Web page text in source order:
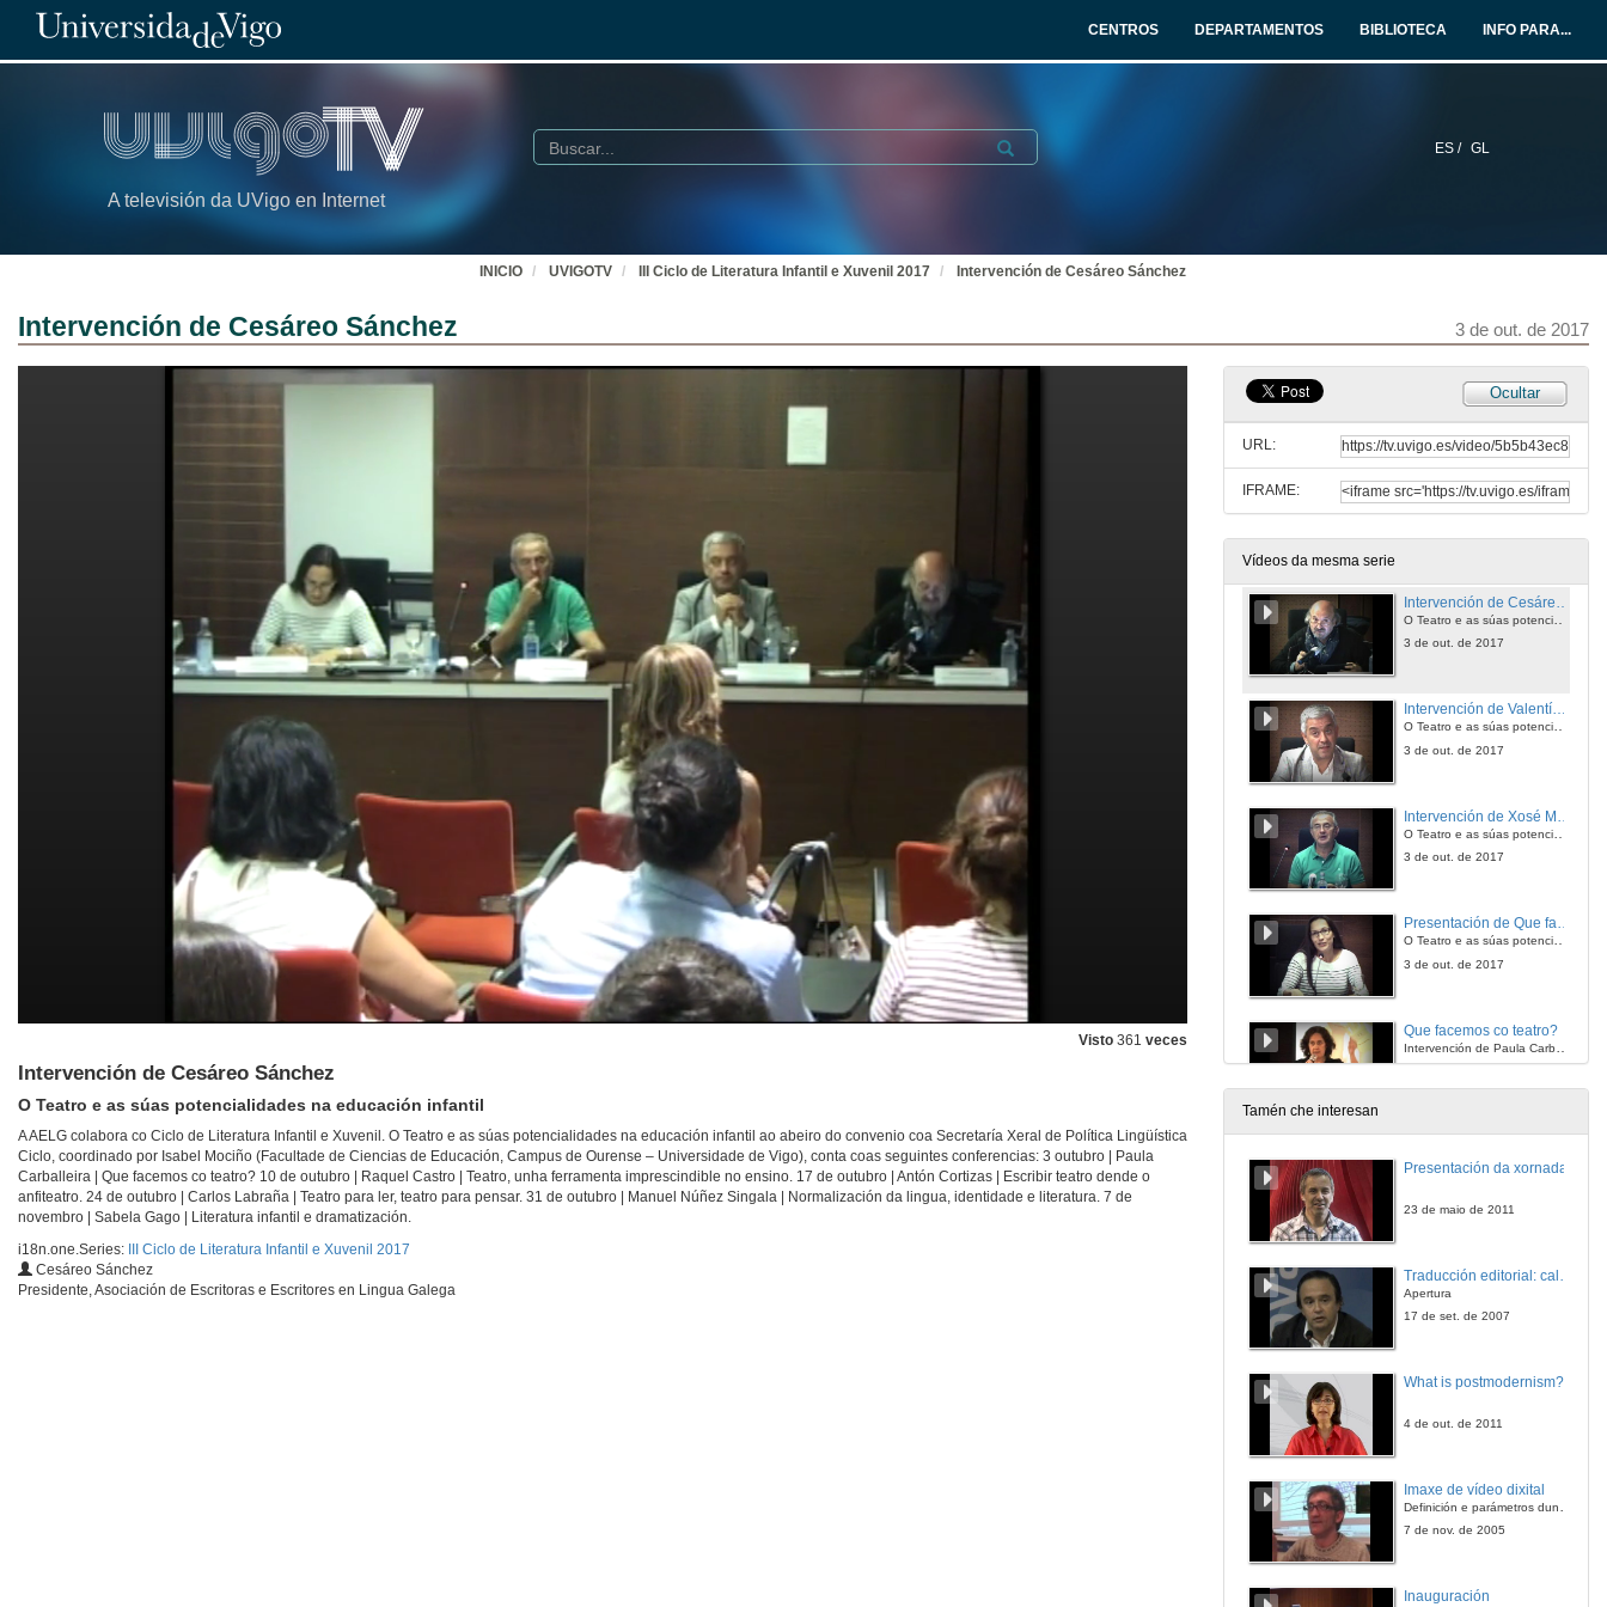
CENTROS DEPARTAMENTOS BIBLIOTECA INFO PARA...
A televisión da UVigo en Internet
ES / GL
Buscar Submit
INICIO UVIGOTV III Ciclo de Literatura Infantil e Xuvenil 2017 Intervención de Cesáreo Sánchez
Intervención de Cesáreo Sánchez 3 de out. de 2017
Visto 361 veces
Intervención de Cesáreo Sánchez
O Teatro e as súas potencialidades na educación infantil
A AELG colabora co Ciclo de Literatura Infantil e Xuvenil. O Teatro e as súas potencialidades na educación infantil ao abeiro do convenio coa Secretaría Xeral de Política Lingüística
Ciclo, coordinado por Isabel Mociño (Facultade de Ciencias de Educación, Campus de Ourense – Universidade de Vigo), conta coas seguintes conferencias: 3 outubro | Paula
Carballeira | Que facemos co teatro? 10 de outubro | Raquel Castro | Teatro, unha ferramenta imprescindible no ensino. 17 de outubro | Antón Cortizas | Escribir teatro dende o
anfiteatro. 24 de outubro | Carlos Labraña | Teatro para ler, teatro para pensar. 31 de outubro | Manuel Núñez Singala | Normalización da lingua, identidade e literatura. 7 de
novembro | Sabela Gago | Literatura infantil e dramatización.
i18n.one.Series:
III Ciclo de Literatura Infantil e Xuvenil 2017
Cesáreo Sánchez
Presidente, Asociación de Escritoras e Escritores en Lingua Galega
Ocultar
URL:
IFRAME:
Vídeos da mesma serie
Intervención de Isabel Mociño
O Teatro e as súas potencialidades na educación infantil
3 de out. de 2017
O Teatro e as súas potencialidades na educación infantil
3 de out. de 2017
Intervención de Valentín García
O Teatro e as súas potencialidades na educación infantil
3 de out. de 2017
O Teatro e as súas potencialidades na educación infantil
3 de out. de 2017
Presentación de Que facemos co teatro?
O Teatro e as súas potencialidades na educación infantil
3 de out. de 2017
Que facemos co teatro?
Intervención de Paula Carballeira
Que facemos co teatro?
3 de out. de 2017
10 de out. de 2017
10 de out. de 2017
Tamén che interesan
Presentación da xornada
23 de maio de 2011
Apertura
17 de set. de 2007
What is postmodernism?
4 de out. de 2011
Imaxe de vídeo dixital
Definición e parámetros dunha imaxe dixital. Resolución e Aspecto. Profundidade da cor. Compresión. Frame por segundo. Entrelazado. Campos, cadros
7 de nov. de 2005
Inauguración